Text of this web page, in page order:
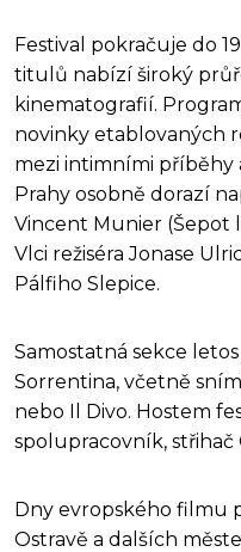
Festival pokračuje do
titulů nabízí široký
kinematografií.
novinky etablovaných
mezi intimními příběhy
Prahy osobně dorazí
Vincent Munier (Šepot
Vlci režiséra Jonase
Pálfiho Slepice.
Samostatná sekce
Sorrentina, včetně
nebo Il Divo. Hostem
spolupracovník, střihač
Dny evropského filmu
Ostravě a dalších